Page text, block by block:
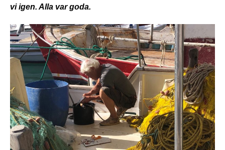
vi igen. Alla var goda.